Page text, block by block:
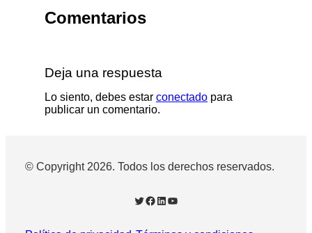
Comentarios
Deja una respuesta
Lo siento, debes estar conectado para
publicar un comentario.
© Copyright 2026. Todos los derechos reservados.
Twitter Facebook LinkedIn YouTube